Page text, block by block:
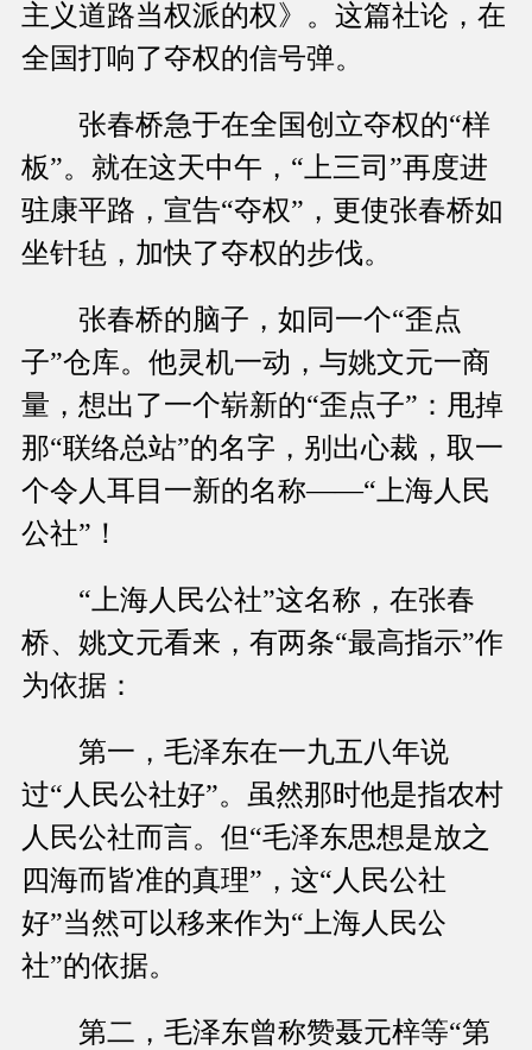
主义道路当权派的权》。这篇社论，在
全国打响了夺权的信号弹。
张春桥急于在全国创立夺权的“样
板”。就在这天中午，“上三司”再度进
驻康平路，宣告“夺权”，更使张春桥如
坐针毡，加快了夺权的步伐。
张春桥的脑子，如同一个“歪点
子”仓库。他灵机一动，与姚文元一商
量，想出了一个崭新的“歪点子”：甩掉
那“联络总站”的名字，别出心裁，取一
个令人耳目一新的名称——“上海人民
公社”！
“上海人民公社”这名称，在张春
桥、姚文元看来，有两条“最高指示”作
为依据：
第一，毛泽东在一九五八年说
过“人民公社好”。虽然那时他是指农村
人民公社而言。但“毛泽东思想是放之
四海而皆准的真理”，这“人民公社
好”当然可以移来作为“上海人民公
社”的依据。
第二，毛泽东曾称赞聂元梓等“第